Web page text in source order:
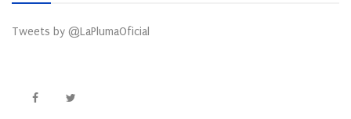
Tweets by @LaPlumaOficial